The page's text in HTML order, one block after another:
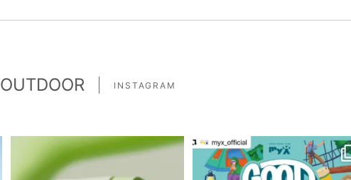
OUTDOOR INSTAGRAM